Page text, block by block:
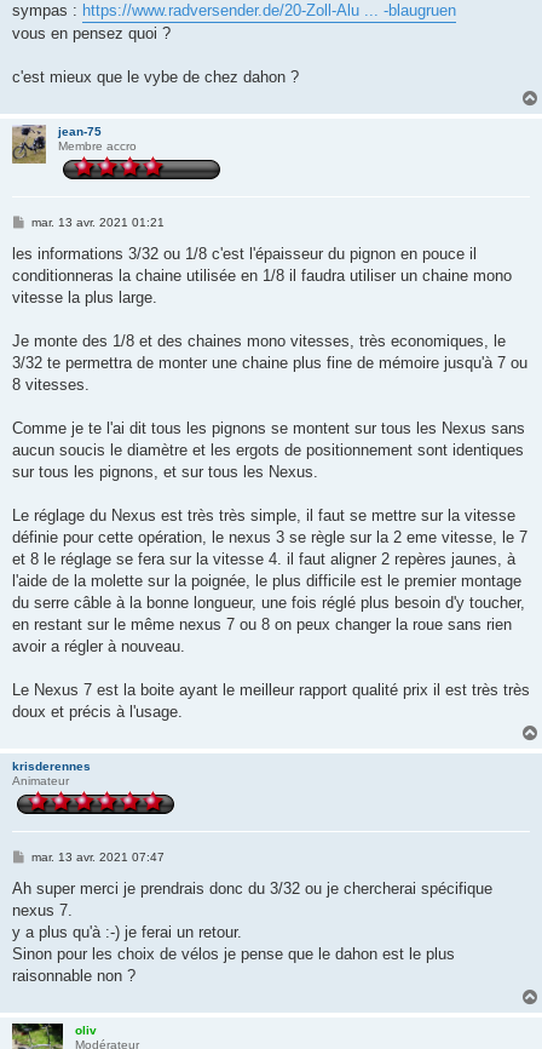
sympas : https://www.radversender.de/20-Zoll-Alu ... -blaugruen
vous en pensez quoi ?
c'est mieux que le vybe de chez dahon ?
jean-75
Membre accro
M
s
a
g
mar. 13 avr. 2021 01:21
les informations 3/32 ou 1/8 c'est l'épaisseur du pignon en pouce il
conditionneras la chaine utilisée en 1/8 il faudra utiliser un chaine mono
vitesse la plus large.
Je monte des 1/8 et des chaines mono vitesses, très economiques, le
3/32 te permettra de monter une chaine plus fine de mémoire jusqu'à 7 ou
8 vitesses.
Comme je te l'ai dit tous les pignons se montent sur tous les Nexus sans
aucun soucis le diamètre et les ergots de positionnement sont identiques
sur tous les pignons, et sur tous les Nexus.
Le réglage du Nexus est très très simple, il faut se mettre sur la vitesse
définie pour cette opération, le nexus 3 se règle sur la 2 eme vitesse, le 7
et 8 le réglage se fera sur la vitesse 4. il faut aligner 2 repères jaunes, à
l'aide de la molette sur la poignée, le plus difficile est le premier montage
du serre câble à la bonne longueur, une fois réglé plus besoin d'y toucher,
en restant sur le même nexus 7 ou 8 on peux changer la roue sans rien
avoir a régler à nouveau.
Le Nexus 7 est la boite ayant le meilleur rapport qualité prix il est très très
doux et précis à l'usage.
krisderennes
Animateur
M
s
a
g
mar. 13 avr. 2021 07:47
Ah super merci je prendrais donc du 3/32 ou je chercherai spécifique
nexus 7.
y a plus qu'à :-) je ferai un retour.
Sinon pour les choix de vélos je pense que le dahon est le plus
raisonnable non ?
oliv
Modérateur